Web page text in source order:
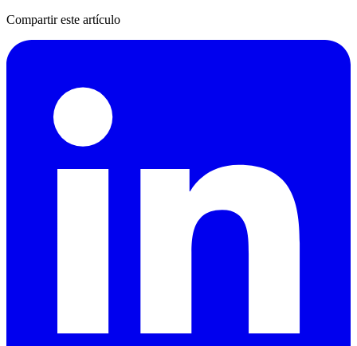
Compartir este artículo